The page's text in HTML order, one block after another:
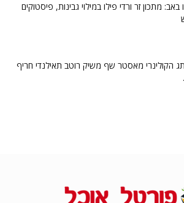
באב: מתכון זר ורדי פילו במילוי גבינות, פיסטוקים
הקולינרי מאסטר שף משיק רוטב תאילנדי חריף